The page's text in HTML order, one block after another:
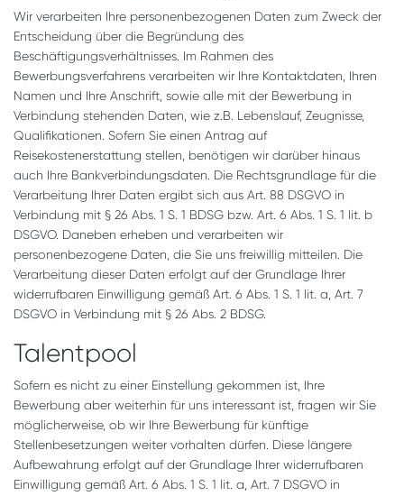
Wir verarbeiten Ihre personenbezogenen Daten zum Zweck der
Entscheidung über die Begründung des
Beschäftigungsverhältnisses. Im Rahmen des
Bewerbungsverfahrens verarbeiten wir Ihre Kontaktdaten, Ihren
Namen und Ihre Anschrift, sowie alle mit der Bewerbung in
Verbindung stehenden Daten, wie z.B. Lebenslauf, Zeugnisse,
Qualifikationen. Sofern Sie einen Antrag auf
Reisekostenerstattung stellen, benötigen wir darüber hinaus
auch Ihre Bankverbindungsdaten. Die Rechtsgrundlage für die
Verarbeitung Ihrer Daten ergibt sich aus Art. 88 DSGVO in
Verbindung mit § 26 Abs. 1 S. 1 BDSG bzw. Art. 6 Abs. 1 S. 1 lit. b
DSGVO. Daneben erheben und verarbeiten wir
personenbezogene Daten, die Sie uns freiwillig mitteilen. Die
Verarbeitung dieser Daten erfolgt auf der Grundlage Ihrer
widerrufbaren Einwilligung gemäß Art. 6 Abs. 1 S. 1 lit. a, Art. 7
DSGVO in Verbindung mit § 26 Abs. 2 BDSG.
Talentpool
Sofern es nicht zu einer Einstellung gekommen ist, Ihre
Bewerbung aber weiterhin für uns interessant ist, fragen wir Sie
möglicherweise, ob wir Ihre Bewerbung für künftige
Stellenbesetzungen weiter vorhalten dürfen. Diese längere
Aufbewahrung erfolgt auf der Grundlage Ihrer widerrufbaren
Einwilligung gemäß Art. 6 Abs. 1 S. 1 lit. a, Art. 7 DSGVO in